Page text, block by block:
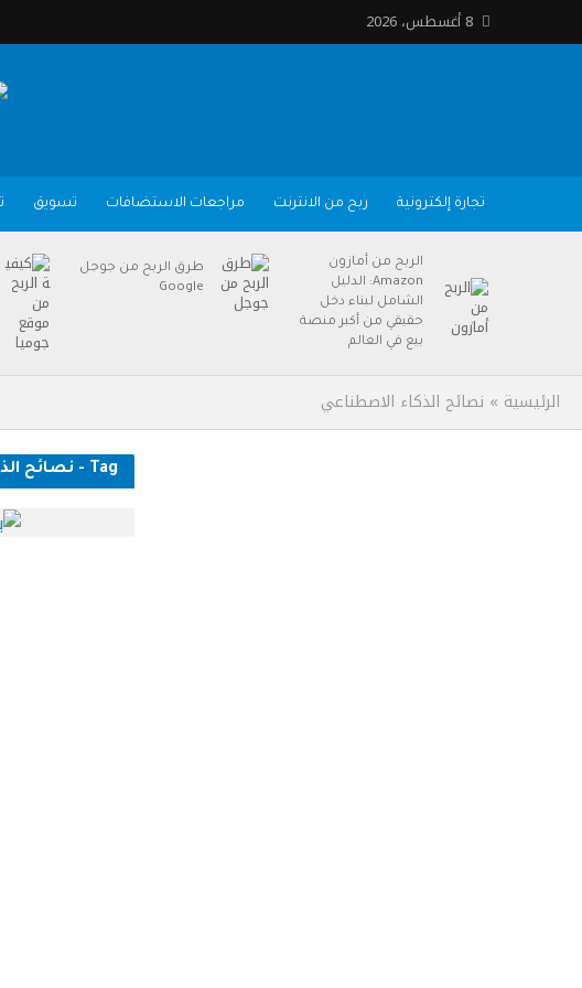
8 أغسطس، 2026
تجارة إلكترونية ربح من الانترنت مراجعات الاستضافات تسويق
الربح من أمازون
Amazon: الدليل
الشامل لبناء دخل
حقيقي من أكبر منصة
بيع في العالم
طرق الربح من جوجل
Google
الرئيسية » نصائح الذكاء الاصطناعي
Tag - نصائح الذكاء الاصطناعي